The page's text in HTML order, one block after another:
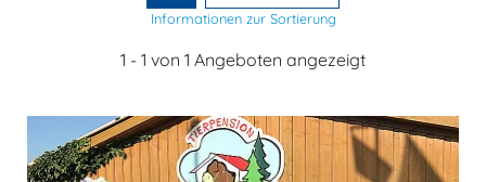
Informationen zur Sortierung
1 - 1 von 1 Angeboten angezeigt